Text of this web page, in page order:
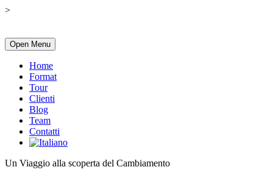
>
Open Menu
Home
Format
Tour
Clienti
Blog
Team
Contatti
Un Viaggio alla scoperta del Cambiamento